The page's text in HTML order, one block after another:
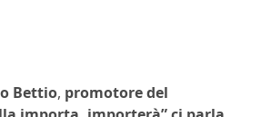
Bettio, promotore del